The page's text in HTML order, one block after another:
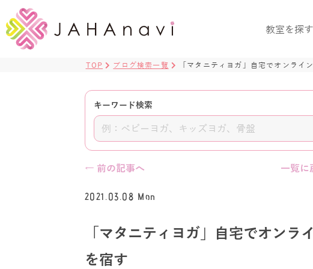
教室を探す
TOP ブログ検索一覧 「マタニティヨガ」自宅でオンライ
キーワード検索
← 前の記事へ 一覧に
2021.03.08 Mon
「マタニティヨガ」自宅でオンラ
を宿す